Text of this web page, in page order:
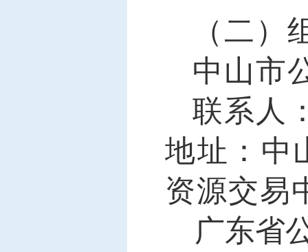
（二）
中山市
联系人
地址：中
资源交易
广东省